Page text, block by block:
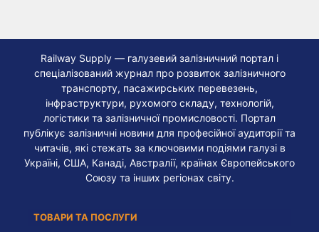
Railway Supply — галузевий залізничний портал і
спеціалізований журнал про розвиток залізничного
транспорту, пасажирських перевезень,
інфраструктури, рухомого складу, технологій,
логістики та залізничної промисловості. Портал
публікує залізничні новини для професійної аудиторії та
читачів, які стежать за ключовими подіями галузі в
Україні, США, Канаді, Австралії, країнах Європейського
Союзу та інших регіонах світу.
ТОВАРИ ТА ПОСЛУГИ